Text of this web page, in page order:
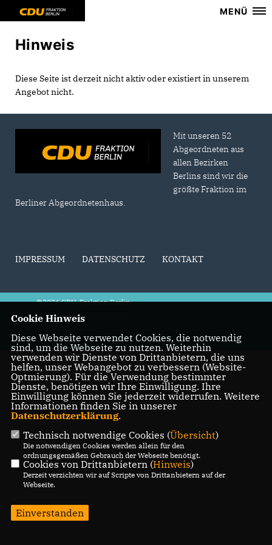
MENÜ
Hinweis
Diese Seite ist derzeit nicht aktiv oder existiert in unserem
Angebot nicht.
Mit unseren 52
Abgeordneten aus
allen Bezirken
Berlins sind wir die
größte Fraktion im
Berliner Abgeordnetenhaus.
IMPRESSUM DATENSCHUTZ KONTAKT
@2026 CDU-Fraktion Berlin
Alle Rechte vorbehalten.
REALISATION: SHARKNESS MEDIA GMBH & CO. KG
Cookie Hinweis
Diese Webseite verwendet Cookies, die notwendig
sind, um die Webseite zu nutzen. Weiterhin
verwenden wir Dienste von Drittanbietern, die uns
helfen, unser Webangebot zu verbessern (Website-
Optmierung). Für die Verwendung bestimmter
Dienste, benötigen wir Ihre Einwilligung. Ihre
Einwilligung können Sie jederzeit widerrufen. Weitere
Informationen finden Sie in unserer
Datenschutzerklärung.
Technisch notwendige Cookies (Übersicht)
Die notwendigen Cookies werden allein für den
ordnungsgemäßen Gebrauch der Webseite benötigt.
Cookies von Drittanbietern (Hinweis)
Derzeit verzichten wir auf Scripte von Drittanbietern auf der
Webseite.
Einverstanden